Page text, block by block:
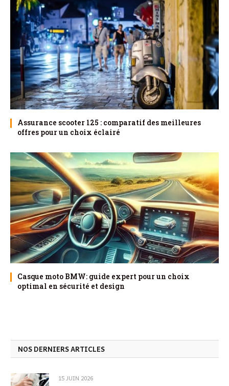
Assurance scooter 125 : comparatif des meilleures
offres pour un choix éclairé
Casque moto BMW: guide expert pour un choix
optimal en sécurité et design
NOS DERNIERS ARTICLES
15 JUIN 2026